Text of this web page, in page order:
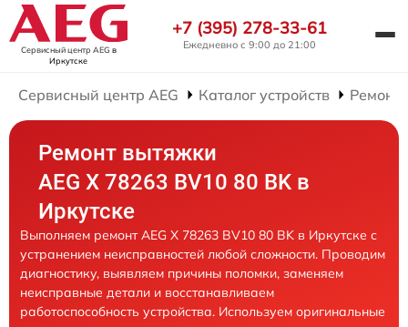
Сервисный центр AEG в
Иркутске
+7 (395) 278-33-61
Ежедневно с 9:00 до 21:00
Сервисный центр AEG Каталог устройств Ремонт
Ремонт вытяжки
AEG X 78263 BV10 80 BK в
Иркутске
Выполняем ремонт AEG X 78263 BV10 80 BK в Иркутске с
устранением неисправностей любой сложности. Проводим
диагностику, выявляем причины поломки, заменяем
неисправные детали и восстанавливаем
работоспособность устройства. Используем оригинальные